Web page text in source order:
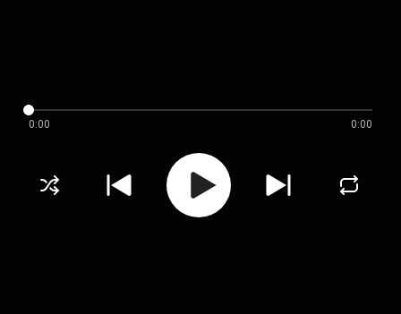
0:00 0:00